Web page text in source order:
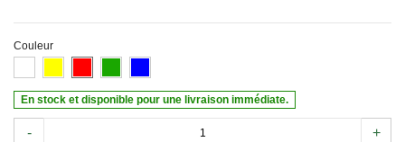
Couleur
En stock et disponible pour une livraison immédiate.
- +